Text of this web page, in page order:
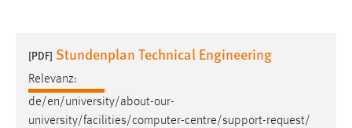
[PDF] Stundenplan Technical Engineering
Relevanz:
de/en/university/about-our-
university/facilities/computer-centre/support-request/
Performance
Name:
staticfilecache
Zweck: